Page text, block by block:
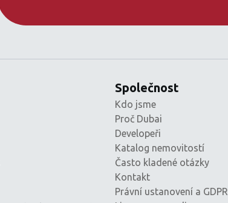
Společnost
Kdo jsme
Proč Dubai
Developeři
Katalog nemovitostí
Často kladené otázky
Kontakt
Právní ustanovení a GDPR